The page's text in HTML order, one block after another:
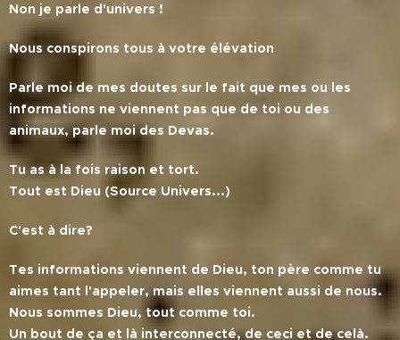
Non je parle d'univers !
Nous conspirons tous à votre élévation
Parle moi de mes doutes sur le fait que mes ou les
informations ne viennent pas que de toi ou des
animaux, parle moi des Devas.
Tu as à la fois raison et tort.
Tout est Dieu (Source Univers...)
C'est à dire?
Tes informations viennent de Dieu, ton père comme tu
aimes tant l'appeler, mais elles viennent aussi de nous.
Nous sommes Dieu, tout comme toi.
Un bout de ça et là interconnecté, de ceci et de celà.